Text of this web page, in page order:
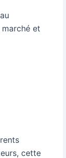
et
cette